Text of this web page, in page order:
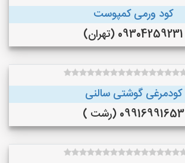
کود ورمی کمپوست
09304259231 (تهران)
کودمرغی گوشتی سالنی
09916991653 (رشت )